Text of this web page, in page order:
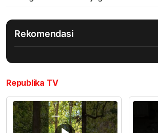
Rekomendasi
Republika TV